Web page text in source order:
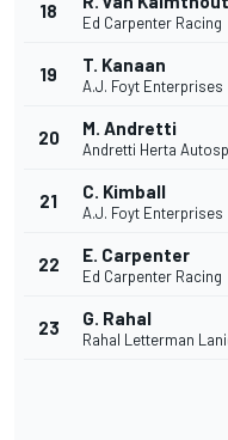
18
Ed Carpenter Racing
19 T. Kanaan
A.J. Foyt Enterprises
20 M. Andretti
Andretti Herta
21 C. Kimball
A.J. Foyt Enterprises
22 E. Carpenter
Ed Carpenter Racing
23 G. Rahal
Rahal Letterman